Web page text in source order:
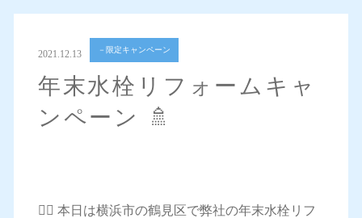
2021.12.13 －限定キャンペーン
年末水栓リフォームキャ
ンペーン 🚿
💁‍♀️ 本日は横浜市の鶴見区で弊社の年末水栓リフ